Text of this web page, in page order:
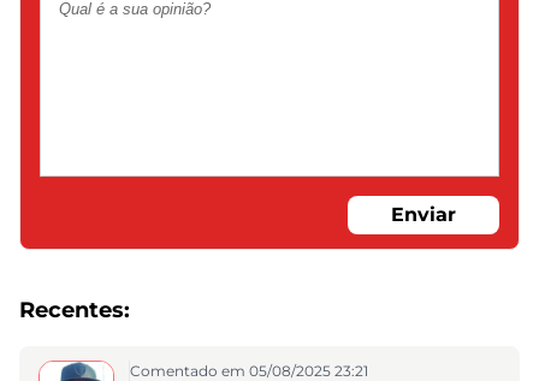
Enviar
Recentes:
Comentado em 05/08/2025 23:21